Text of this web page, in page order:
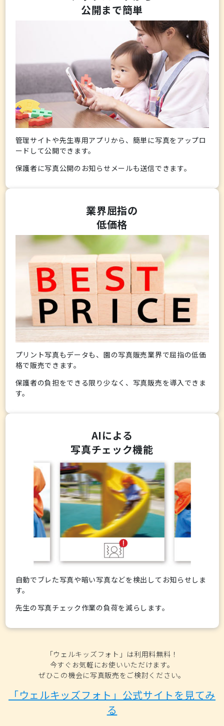
公開まで簡単
管理サイトや先生専用アプリから、簡単に写真をアップロ
ードして公開できます。
保護者に写真公開のお知らせメールも送信できます。
業界屈指の
低価格
プリント写真もデータも、園の写真販売業界で屈指の低価
格で販売できます。
保護者の負担をできる限り少なく、写真販売を導入できま
す。
AIによる
写真チェック機能
自動でブレた写真や暗い写真などを検出してお知らせしま
す。
先生の写真チェック作業の負荷を減らします。
「ウェルキッズフォト」は利用料無料！
今すぐお気軽にお使いいただけます。
ぜひこの機会に写真販売をご検討ください。
「ウェルキッズフォト」公式サイトを見てみ
る